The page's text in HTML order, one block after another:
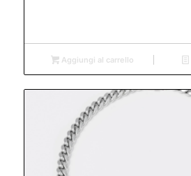
Aggiungi al carrello